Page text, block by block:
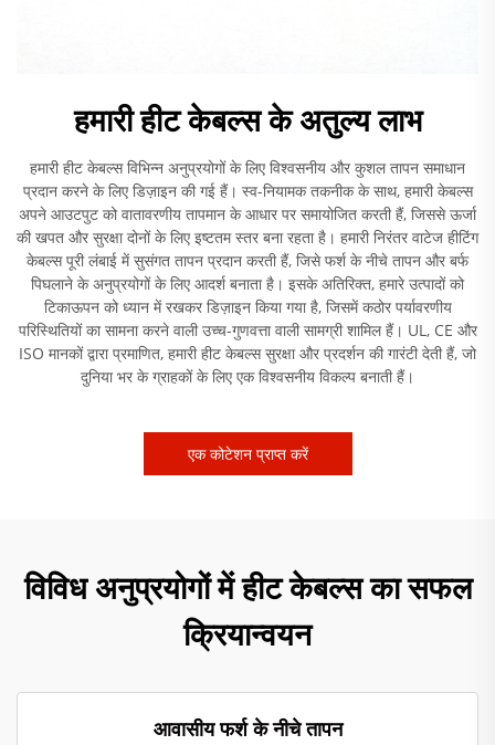
हमारी हीट केबल्स के अतुल्य लाभ
हमारी हीट केबल्स विभिन्न अनुप्रयोगों के लिए विश्वसनीय और कुशल तापन समाधान
प्रदान करने के लिए डिज़ाइन की गई हैं। स्व-नियामक तकनीक के साथ, हमारी केबल्स
अपने आउटपुट को वातावरणीय तापमान के आधार पर समायोजित करती हैं, जिससे ऊर्जा
की खपत और सुरक्षा दोनों के लिए इष्टतम स्तर बना रहता है। हमारी निरंतर वाटेज हीटिंग
केबल्स पूरी लंबाई में सुसंगत तापन प्रदान करती हैं, जिसे फर्श के नीचे तापन और बर्फ
पिघलाने के अनुप्रयोगों के लिए आदर्श बनाता है। इसके अतिरिक्त, हमारे उत्पादों को
टिकाऊपन को ध्यान में रखकर डिज़ाइन किया गया है, जिसमें कठोर पर्यावरणीय
परिस्थितियों का सामना करने वाली उच्च-गुणवत्ता वाली सामग्री शामिल हैं। UL, CE और
ISO मानकों द्वारा प्रमाणित, हमारी हीट केबल्स सुरक्षा और प्रदर्शन की गारंटी देती हैं, जो
दुनिया भर के ग्राहकों के लिए एक विश्वसनीय विकल्प बनाती हैं।
एक कोटेशन प्राप्त करें
विविध अनुप्रयोगों में हीट केबल्स का सफल
क्रियान्वयन
आवासीय फर्श के नीचे तापन